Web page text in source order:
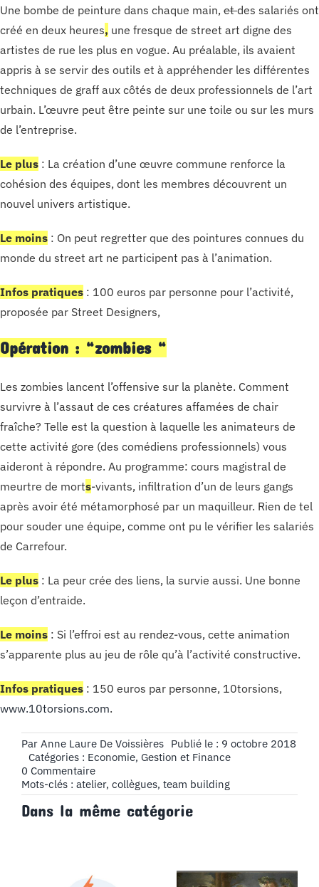
Une bombe de peinture dans chaque main, etdes salariés ont
créé en deux heures, une fresque de street art digne des
artistes de rue les plus en vogue. Au préalable, ils avaient
appris à se servir des outils et à appréhender les différentes
techniques de graff aux côtés de deux professionnels de l’art
urbain. L’œuvre peut être peinte sur une toile ou sur les murs
de l’entreprise.
Le plus: La création d’une œuvre commune renforce la
cohésion des équipes, dont les membres découvrent un
nouvel univers artistique.
Le moins: On peut regretter que des pointures connues du
monde du street art ne participent pas à l’animation.
Infos pratiques: 100 euros par personne pour l’activité,
proposée par Street Designers,
Opération : “zombies “
Les zombies lancent l’offensive sur la planète. Comment
survivre à l’assaut de ces créatures affamées de chair
fraîche? Telle est la question à laquelle les animateurs de
cette activité gore (des comédiens professionnels) vous
aideront à répondre. Au programme: cours magistral de
meurtre de morts-vivants, infiltration d’un de leurs gangs
après avoir été métamorphosé par un maquilleur. Rien de tel
pour souder une équipe, comme ont pu le vérifier les salariés
de Carrefour.
Le plus: La peur crée des liens, la survie aussi. Une bonne
leçon d’entraide.
Le moins: Si l’effroi est au rendez-vous, cette animation
s’apparente plus au jeu de rôle qu’à l’activité constructive.
Infos pratiques: 150 euros par personne, 10torsions,
www.10torsions.com.
Par Anne Laure De Voissières Publié le : 9 octobre 2018
Catégories : Economie, Gestion et Finance
0 Commentaireon
Créer
un
atelier
Mots-clés : atelier, collègues, team building
Dans la même catégorie